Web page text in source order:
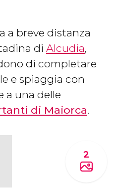
a breve distanza
di Alcudia,
di completare
e spiaggia con
a una delle
di Maiorca.
2